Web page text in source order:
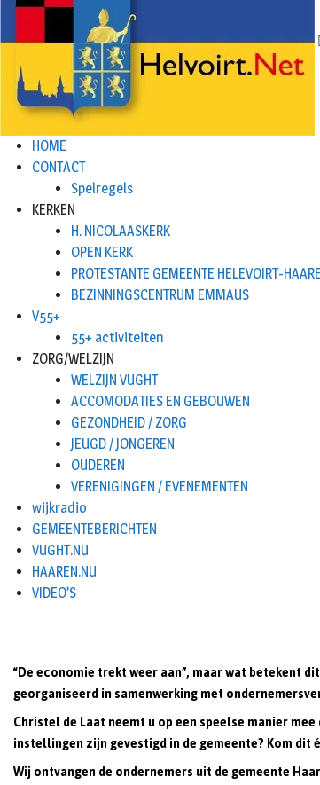
HOME
CONTACT
Spelregels
KERKEN
H. NICOLAASKERK
OPEN KERK
PROTESTANTE GEMEENTE HELEVOIRT-
BEZINNINGSCENTRUM EMMAUS
V55+
55+ activiteiten
ZORG/WELZIJN
WELZIJN VUGHT
ACCOMODATIES EN GEBOUWEN
GEZONDHEID / ZORG
JEUGD / JONGEREN
OUDEREN
VERENIGINGEN / EVENEMENTEN
wijkradio
GEMEENTEBERICHTEN
VUGHT.NU
HAAREN.NU
VIDEO’S
“De economie trekt weer aan”, maar wat betekent
georganiseerd in samenwerking met
Christel de Laat neemt u op een speelse manier
instellingen zijn gevestigd in de gemeente? Kom
Wij ontvangen de ondernemers uit de gemeente